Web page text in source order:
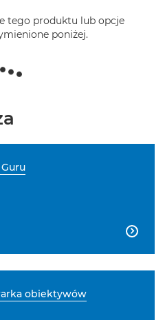
tego produktu lub opcje
poniżej.

obiektywów